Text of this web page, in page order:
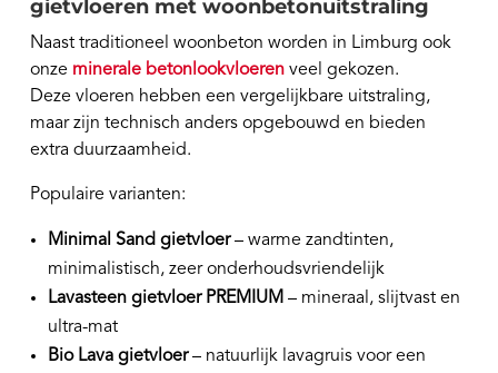
gietvloeren met woonbetonuitstraling
Naast traditioneel woonbeton worden in Limburg ook
onze minerale betonlookvloeren veel gekozen.
Deze vloeren hebben een vergelijkbare uitstraling,
maar zijn technisch anders opgebouwd en bieden
extra duurzaamheid.
Populaire varianten:
Minimal Sand gietvloer– warme zandtinten,
minimalistisch, zeer onderhoudsvriendelijk
Lavasteen gietvloer PREMIUM – mineraal, slijtvast en
ultra-mat
Bio Lava gietvloer– natuurlijk lavagruis voor een